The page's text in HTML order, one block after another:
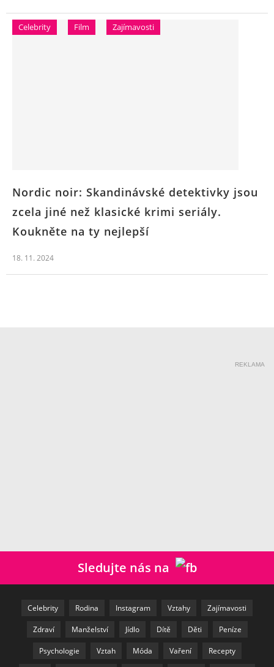
Celebrity Film Zajímavosti
Nordic noir: Skandinávské detektivky jsou
zcela jiné než klasické krimi seriály.
Koukněte na ty nejlepší
18. 11. 2024
REKLAMA
Sledujte nás na
Celebrity Rodina Instagram Vztahy Zajímavosti
Zdraví Manželství Jídlo Dítě Děti Peníze
Psychologie Vztah Móda Vaření Recepty